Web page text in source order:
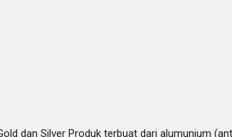
dan Silver Produk terbuat dari alumunium